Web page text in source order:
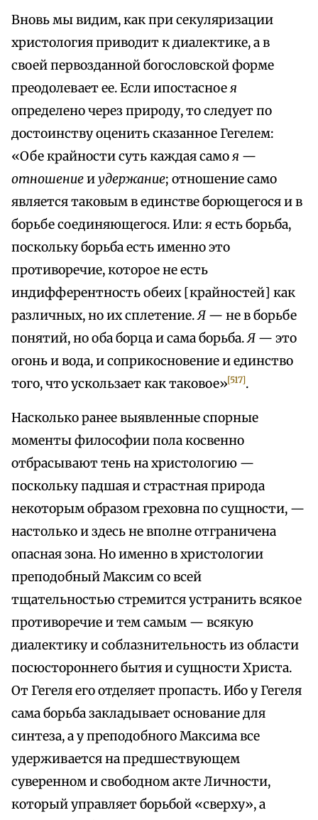
Вновь мы видим, как при секуляризации
христология приводит к диалектике, а в
своей первозданной богословской форме
преодолевает ее. Если ипостасноея
определено через природу, то следует по
достоинству оценить сказанное Гегелем:
«Обе крайности суть каждая самоя —
отношениеиудержание; отношение само
является таковым в единстве борющегося и в
борьбе соединяющегося. Или:я есть борьба,
поскольку борьба есть именно это
противоречие, которое не есть
индифферентность обеих [крайностей] как
различных, но их сплетение.Я — не в борьбе
понятий, но оба борца и сама борьба.Я — это
огонь и вода, и соприкосновение и единство
того, что ускользает как таковое»[517].
Насколько ранее выявленные спорные
моменты философии пола косвенно
отбрасывают тень на христологию —
поскольку падшая и страстная природа
некоторым образом греховна по сущности, —
настолько и здесь не вполне отграничена
опасная зона. Но именно в христологии
преподобный Максим со всей
тщательностью стремится устранить всякое
противоречие и тем самым — всякую
диалектику и соблазнительность из области
посюстороннего бытия и сущности Христа.
От Гегеля его отделяет пропасть. Ибо у Гегеля
сама борьба закладывает основание для
синтеза, а у преподобного Максима все
удерживается на предшествующем
суверенном и свободном акте Личности,
который управляет борьбой «сверху», а